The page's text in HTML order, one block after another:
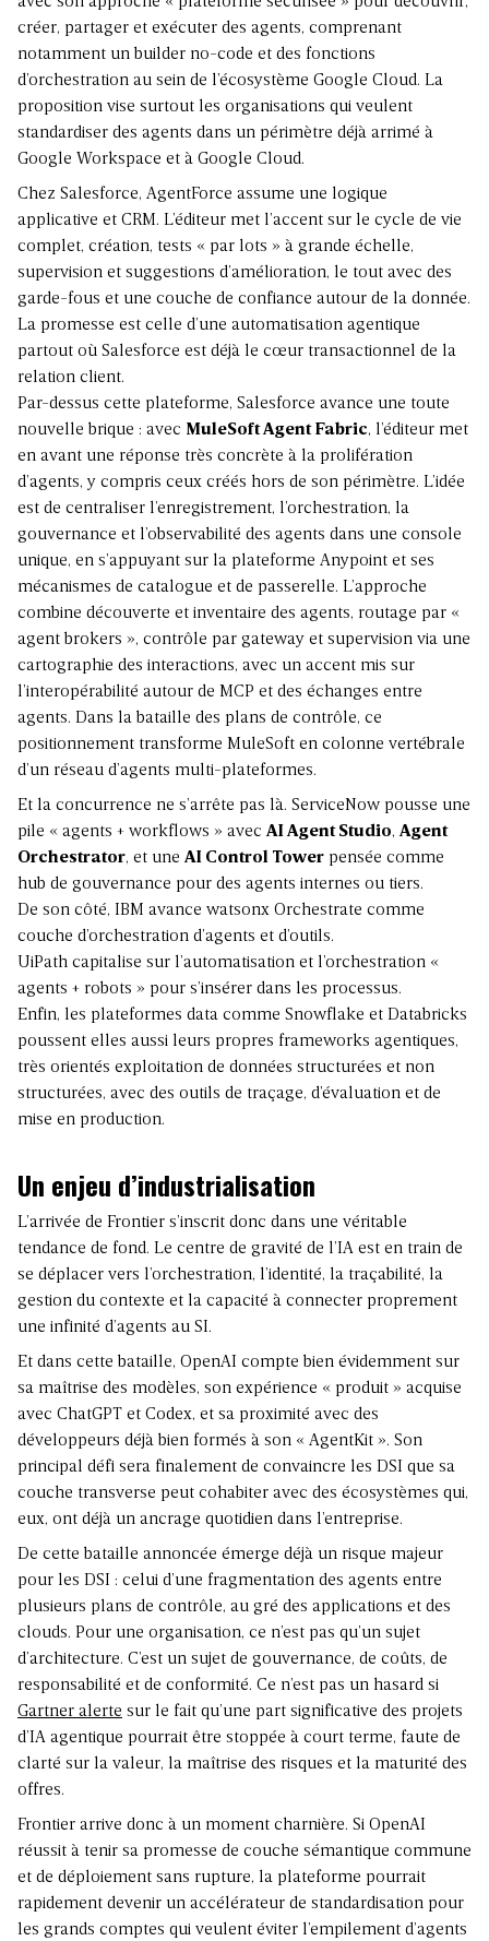
créer, partager et exécuter des agents, comprenant
notamment un builder no-code et des fonctions
d’orchestration au sein de l’écosystème Google Cloud. La
proposition vise surtout les organisations qui veulent
standardiser des agents dans un périmètre déjà arrimé à
Google Workspace et à Google Cloud.
Chez Salesforce, AgentForce assume une logique
applicative et CRM. L’éditeur met l’accent sur le cycle de vie
complet, création, tests « par lots » à grande échelle,
supervision et suggestions d’amélioration, le tout avec des
garde-fous et une couche de confiance autour de la donnée.
La promesse est celle d’une automatisation agentique
partout où Salesforce est déjà le cœur transactionnel de la
relation client.
Par-dessus cette plateforme, Salesforce avance une toute
nouvelle brique : avec MuleSoft Agent Fabric, l’éditeur met
en avant une réponse très concrète à la prolifération
d’agents, y compris ceux créés hors de son périmètre. L’idée
est de centraliser l’enregistrement, l’orchestration, la
gouvernance et l’observabilité des agents dans une console
unique, en s’appuyant sur la plateforme Anypoint et ses
mécanismes de catalogue et de passerelle. L’approche
combine découverte et inventaire des agents, routage par «
agent brokers », contrôle par gateway et supervision via une
cartographie des interactions, avec un accent mis sur
l’interopérabilité autour de MCP et des échanges entre
agents. Dans la bataille des plans de contrôle, ce
positionnement transforme MuleSoft en colonne vertébrale
d’un réseau d’agents multi-plateformes.
Et la concurrence ne s’arrête pas là. ServiceNow pousse une
pile « agents + workflows » avec AI Agent Studio, Agent
Orchestrator, et une AI Control Tower pensée comme
hub de gouvernance pour des agents internes ou tiers.
De son côté, IBM avance watsonx Orchestrate comme
couche d’orchestration d’agents et d’outils.
UiPath capitalise sur l’automatisation et l’orchestration «
agents + robots » pour s’insérer dans les processus.
Enfin, les plateformes data comme Snowflake et Databricks
poussent elles aussi leurs propres frameworks agentiques,
très orientés exploitation de données structurées et non
structurées, avec des outils de traçage, d’évaluation et de
mise en production.
Un enjeu d’industrialisation
L’arrivée de Frontier s’inscrit donc dans une véritable
tendance de fond. Le centre de gravité de l’IA est en train de
se déplacer vers l’orchestration, l’identité, la traçabilité, la
gestion du contexte et la capacité à connecter proprement
une infinité d’agents au SI.
Et dans cette bataille, OpenAI compte bien évidemment sur
sa maîtrise des modèles, son expérience « produit » acquise
avec ChatGPT et Codex, et sa proximité avec des
développeurs déjà bien formés à son « AgentKit ». Son
principal défi sera finalement de convaincre les DSI que sa
couche transverse peut cohabiter avec des écosystèmes qui,
eux, ont déjà un ancrage quotidien dans l’entreprise.
De cette bataille annoncée émerge déjà un risque majeur
pour les DSI : celui d’une fragmentation des agents entre
plusieurs plans de contrôle, au gré des applications et des
clouds. Pour une organisation, ce n’est pas qu’un sujet
d’architecture. C’est un sujet de gouvernance, de coûts, de
responsabilité et de conformité. Ce n’est pas un hasard si
Gartner alerte sur le fait qu’une part significative des projets
d’IA agentique pourrait être stoppée à court terme, faute de
clarté sur la valeur, la maîtrise des risques et la maturité des
offres.
Frontier arrive donc à un moment charnière. Si OpenAI
réussit à tenir sa promesse de couche sémantique commune
et de déploiement sans rupture, la plateforme pourrait
rapidement devenir un accélérateur de standardisation pour
les grands comptes qui veulent éviter l’empilement d’agents